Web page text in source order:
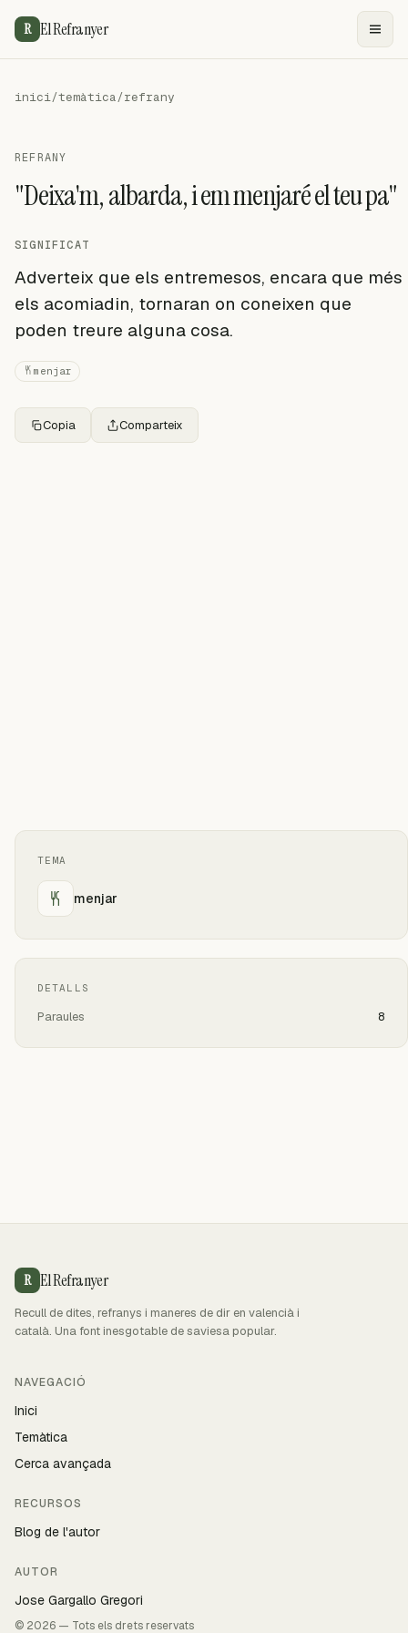
R El Refranyer
inici/temàtica/refrany
REFRANY
"Deixa'm, albarda, i em menjaré el teu pa"
SIGNIFICAT
Adverteix que els entremesos, encara que més
els acomiadin, tornaran on coneixen que
poden treure alguna cosa.
menjar
Copia Comparteix
TEMA
menjar
DETALLS
Paraules 8
R El Refranyer
Recull de dites, refranys i maneres de dir en valencià i
català. Una font inesgotable de saviesa popular.
NAVEGACIÓ
Inici
Temàtica
Cerca avançada
RECURSOS
Blog de l'autor
AUTOR
Jose Gargallo Gregori
© 2026 — Tots els drets reservats